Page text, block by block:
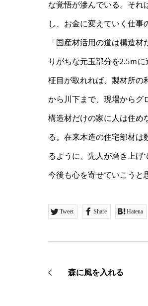
な覚悟が滲んでいる。それ
し、お金に変えていく仕事
「国産材活用の道は構造
りがちな元玉部分を2.5ｍ
柾目が取れれば、製材所の
から川下まで、現場からグ
構造材だけの家に人は住め
る。在来木造の住宅部材は
るように、先人が磨き上げ
今後も心を寄せていこうと
Tweet Share Hatena
森に風を入れる